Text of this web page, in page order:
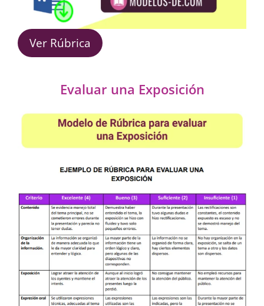
Ver Rúbrica
Evaluar una Exposición